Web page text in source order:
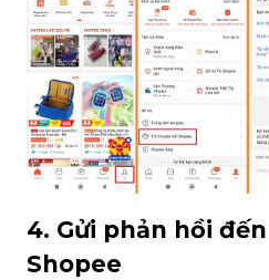
4. Gửi phản hồi
Shopee